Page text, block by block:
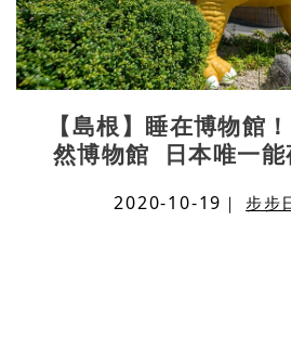
【島根】睡在博物館
然博物館 日本唯一能
2020-10-19 ｜ 步步